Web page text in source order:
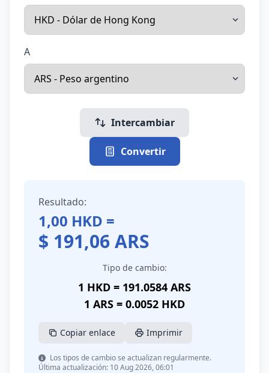
A
Intercambiar
Convertir
Resultado:
1,00 HKD =
$ 191,06ARS
Tipo de cambio:
1 HKD = 191.0584 ARS
1 ARS = 0.0052 HKD
Copiar enlace Imprimir
Los tipos de cambio se actualizan regularmente.
Última actualización: 10 Aug 2026, 06:01